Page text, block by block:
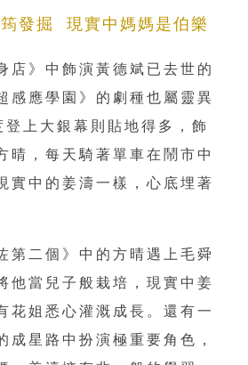
發掘 現實中媽媽是伯樂
店》中飾演黃德斌已去世的
感應學園》的劇種也屬靈異
登上大銀幕則貼地得多，飾
晴，每天騎著單車在鬧市中
實中的姜濤一樣，心底埋著
第二個》中的方晴遇上毛舜
他當兒子般栽培，現實中姜
花姐悉心灌溉成長。還有一
成星路中扮演極重要角色，